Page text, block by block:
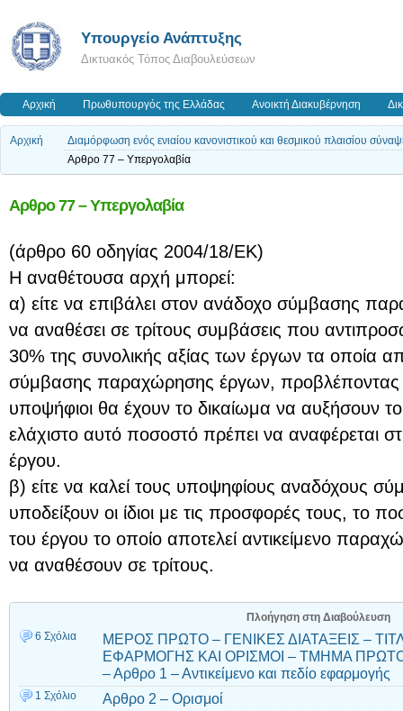
Υπουργείο Ανάπτυξης
Δικτυακός Τόπος Διαβουλεύσεων
Αρχική Πρωθυπουργός της Ελλάδας Ανοικτή Διακυβέρνηση
Αρχική
Διαμόρφωση ενός ενιαίου κανονιστικού και θεσμικού πλαισίου
Αρθρο 77 – Υπεργολαβία
Αρθρο 77 – Υπεργολαβία
(άρθρο 60 οδηγίας 2004/18/ΕΚ)
Η αναθέτουσα αρχή μπορεί:
α) είτε να επιβάλει στον ανάδοχο σύμβασης
να αναθέσει σε τρίτους συμβάσεις που
30% της συνολικής αξίας των έργων τα οποία
σύμβασης παραχώρησης έργων, προβλέποντας
υποψήφιοι θα έχουν το δικαίωμα να αυξήσουν
ελάχιστο αυτό ποσοστό πρέπει να αναφέρεται
έργου.
β) είτε να καλεί τους υποψηφίους αναδόχους
υποδείξουν οι ίδιοι με τις προσφορές τους, το
του έργου το οποίο αποτελεί αντικείμενο
να αναθέσουν σε τρίτους.
Πλοήγηση στη Διαβούλευση
6 Σχόλια
ΜΕΡΟΣ ΠΡΩΤΟ – ΓΕΝΙΚΕΣ ΔΙΑΤΑΞΕΙΣ –
ΕΦΑΡΜΟΓΗΣ ΚΑΙ ΟΡΙΣΜΟΙ – ΤΜΗΜΑ
– Αρθρο 1 – Αντικείμενο και πεδίο εφαρμογής
1 Σχόλιο Αρθρο 2 – Ορισμοί